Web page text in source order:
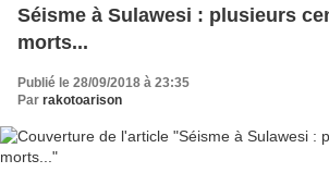
Séisme à Sulawesi : plusieurs
morts...
Publié le 28/09/2018 à 23:35
Par rakotoarison